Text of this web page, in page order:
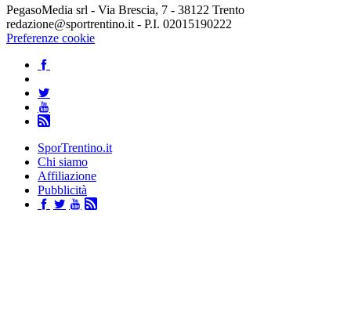
PegasoMedia srl - Via Brescia, 7 - 38122 Trento
redazione@sportrentino.it - P.I. 02015190222
Preferenze cookie
SporTrentino.it
Chi siamo
Affiliazione
Pubblicità